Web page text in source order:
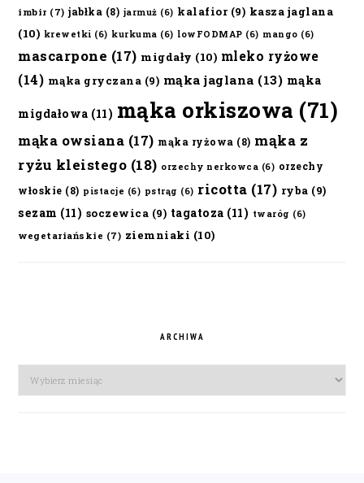
imbir (7) jabłka (8) jarmuż (6) kalafior(9) kasza jaglana
(10) krewetki (6) kurkuma (6) lowFODMAP (6) mango (6)
mascarpone (17) migdały (10) mleko ryżowe
(14) mąka gryczana (9) mąka jaglana (13) mąka
migdałowa (11) mąka orkiszowa (71)
mąka owsiana (17) mąka ryżowa (8) mąka z
ryżu kleistego (18) orzechy nerkowca (6) orzechy
włoskie (8) pistacje (6) pstrąg (6) ricotta (17) ryba (9)
sezam (11) soczewica (9) tagatoza (11) twaróg (6)
wegetariańskie (7) ziemniaki (10)
ARCHIWA
Archiwa